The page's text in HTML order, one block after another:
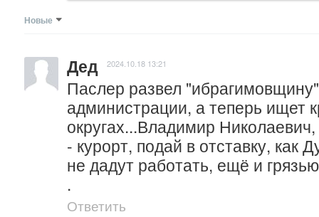
Новые
Дед 2024.10.18 13:21
Паслер развел
администрации, а теперь ищет
округах...Владимир
- курорт, подай в отставку, как
не дадут работать, ещё и
.
Ответить